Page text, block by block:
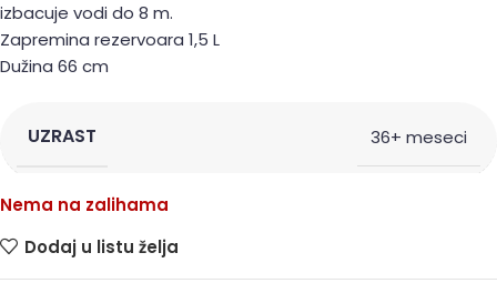
izbacuje vodi do 8 m.
Zapremina rezervoara 1,5 L
Dužina 66 cm
UZRAST 36+ meseci
Nema na zalihama
Dodaj u listu želja